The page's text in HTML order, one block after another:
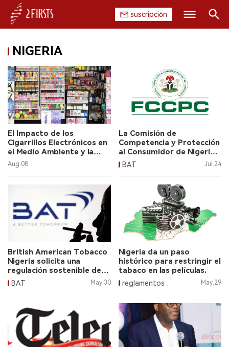
suscripción
INICIO
EMPRESA
PRODUCTO
REGULACIÓN
CHINA
ENTREVISTA
NIGERIA
El Impacto de los
Cigarrillos Electrónicos en
el Medio Ambiente y la
Salud
Aug.08
La Comisión de
Competencia y Protección
al Consumidor de Nigeria
(FCCPC) impone una multa
de $110 millones a BAT
BAT Jul.24
British American Tobacco
Nigeria solicita una
regulación sostenible del
tabaco.
BAT May.30
Nigeria da un paso
histórico para restringir el
tabaco en las películas.
reglamentos May.29